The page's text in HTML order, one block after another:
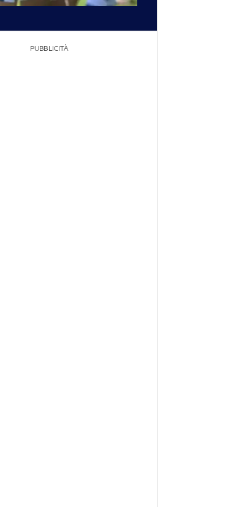
PUBBLICITÀ